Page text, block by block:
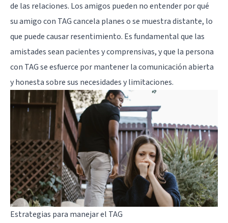
de las relaciones. Los amigos pueden no entender por qué
su amigo con TAG cancela planes o se muestra distante, lo
que puede causar resentimiento. Es fundamental que las
amistades sean pacientes y comprensivas, y que la persona
con TAG se esfuerce por mantener la comunicación abierta
y honesta sobre sus necesidades y limitaciones.
Estrategias para manejar el TAG